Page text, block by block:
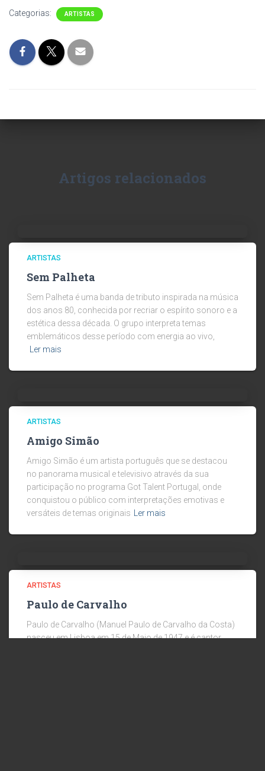
Categorias: ARTISTAS
Artigos relacionados
ARTISTAS
Sem Palheta
Sem Palheta é uma banda de tributo inspirada na música
dos anos 80, conhecida por recriar o espírito sonoro e a
estética dessa década. O grupo interpreta temas
emblemáticos desse período com energia ao vivo,
Ler mais
ARTISTAS
Amigo Simão
Amigo Simão é um artista português que se destacou
no panorama musical e televisivo através da sua
participação no programa Got Talent Portugal, onde
conquistou o público com interpretações emotivas e
versáteis de temas originais
Ler mais
ARTISTAS
Paulo de Carvalho
Paulo de Carvalho (Manuel Paulo de Carvalho da Costa)
nasceu em Lisboa em 15 de Maio de 1947 e é cantor,